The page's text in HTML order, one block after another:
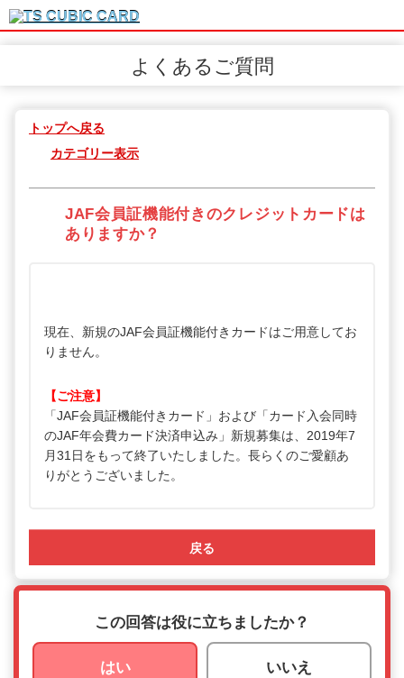
よくあるご質問
トップへ戻る
カテゴリー表示
JAF会員証機能付きのクレジットカードは
ありますか？
現在、新規のJAF会員証機能付きカードはご用意してお
りません。
【ご注意】
「JAF会員証機能付きカード」および「カード入会同時
のJAF年会費カード決済申込み」新規募集は、2019年7
月31日をもって終了いたしました。長らくのご愛顧あ
りがとうございました。
戻る
この回答は役に立ちましたか？
はい いいえ